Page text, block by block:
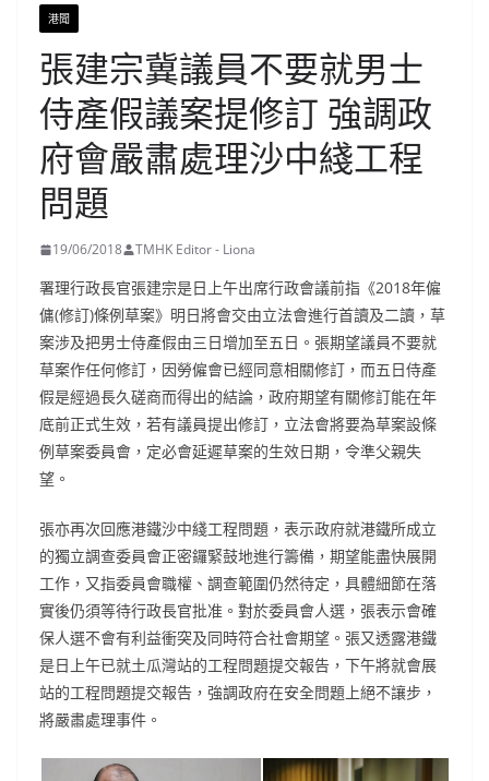
港聞
張建宗冀議員不要就男士
侍產假議案提修訂 強調政
府會嚴肅處理沙中綫工程
問題
19/06/2018 TMHK Editor - Liona
署理行政長官張建宗是日上午出席行政會議前指《2018年僱
傭(修訂)條例草案》明日將會交由立法會進行首讀及二讀，草
案涉及把男士侍產假由三日增加至五日。張期望議員不要就
草案作任何修訂，因勞僱會已經同意相關修訂，而五日侍產
假是經過長久磋商而得出的結論，政府期望有關修訂能在年
底前正式生效，若有議員提出修訂，立法會將要為草案設條
例草案委員會，定必會延遲草案的生效日期，令準父親失
望。
張亦再次回應港鐵沙中綫工程問題，表示政府就港鐵所成立
的獨立調查委員會正密鑼緊鼓地進行籌備，期望能盡快展開
工作，又指委員會職權、調查範圍仍然待定，具體細節在落
實後仍須等待行政長官批准。對於委員會人選，張表示會確
保人選不會有利益衝突及同時符合社會期望。張又透露港鐵
是日上午已就土瓜灣站的工程問題提交報告，下午將就會展
站的工程問題提交報告，強調政府在安全問題上絕不讓步，
將嚴肅處理事件。